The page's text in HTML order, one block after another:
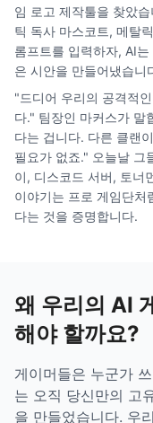
임 로고 제작툴을 찾았
틱 독사 마스코트, 메탈
롬프트를 입력하자, AI
은 시안을 만들어냈습니
"드디어 우리의 공격적
다." 팀장인 마커스가 말
다는 겁니다. 다른 클랜
필요가 없죠." 오늘날 그
이, 디스코드 서버, 토너
이야기는 프로 게임단처
다는 것을 증명합니다.
왜 우리의 AI
해야 할까요?
게이머들은 누군가
는 오직 당신만의 고
을 만들었습니다. 우